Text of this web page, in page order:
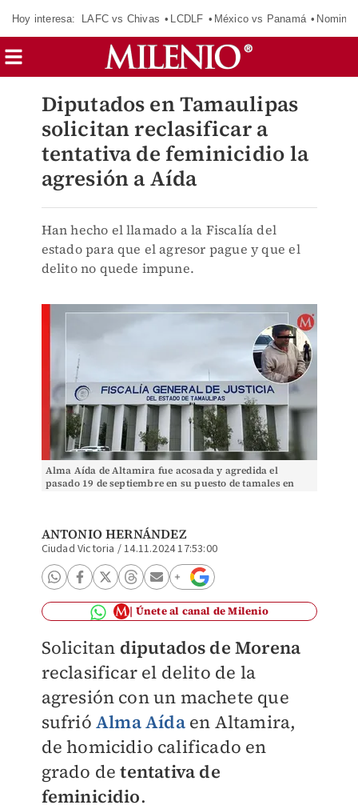
Hoy interesa: LAFC vs Chivas LCDLF México vs Panamá
Diputados en Tamaulipas
solicitan reclasificar a
tentativa de feminicidio la
agresión a Aída
Han hecho el llamado a la Fiscalía del
estado para que el agresor pague y que el
delito no quede impune.
Alma Aída de Altamira fue acosada y agredida el
pasado 19 de septiembre en su puesto de tamales en
ANTONIO HERNÁNDEZ
Ciudad Victoria /14.11.2024 17:53:00
Únete al canal de Milenio
Solicitan diputados de Morena
reclasificar el delito de la
agresión con un machete que
sufrió Alma Aídaen Altamira,
de homicidio calificado en
grado detentativa de
feminicidio.